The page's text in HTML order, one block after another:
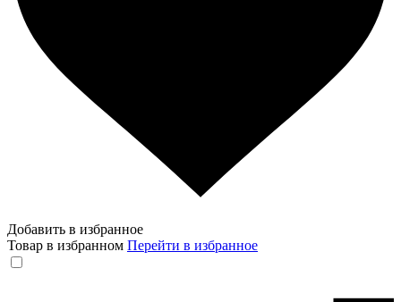
Добавить в избранное
Товар в избранном Перейти в избранное